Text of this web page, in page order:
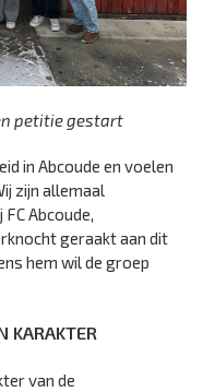
petitie gestart
in Abcoude en voelen
zijn allemaal
Abcoude,
geraakt aan dit
hem wil de groep
KARAKTER
van de